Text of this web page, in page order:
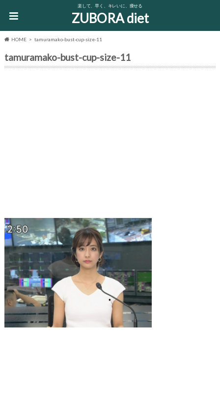
楽して、早く、キレいに、痩せる
ZUBORA diet
HOME tamuramako-bust-cup-size-11
tamuramako-bust-cup-size-11